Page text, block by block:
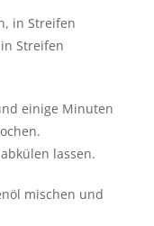
in Streifen
Streifen
einige Minuten
lassen.
mischen und